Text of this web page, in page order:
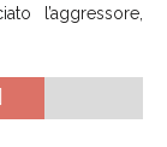
l’aggressore,